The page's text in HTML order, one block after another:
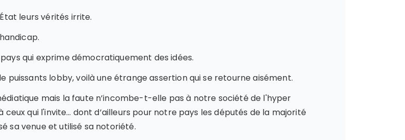
leurs vérités irrite.
qui exprime démocratiquement des idées.
puissants lobby, voilà une étrange assertion qui se retourne aisément.
mais la faute n’incombe-t-elle pas à notre société de l'hyper
qui l'invite… dont d’ailleurs pour notre pays les députés de la majorité
sa venue et utilisé sa notoriété.